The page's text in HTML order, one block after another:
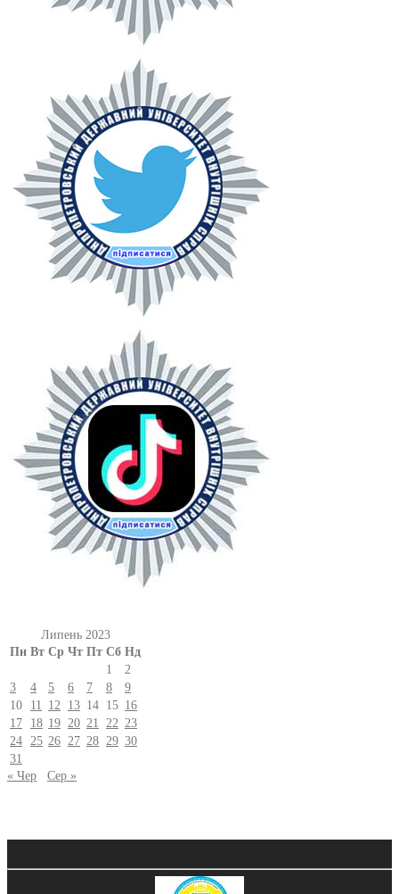
Липень 2023
Пн Вт Ср Чт Пт Сб Нд
1
2
3
4 5 6 7 8
9
10
11 12 13 14 15 16
17
18 19 20 21 22 23
24
25 26 27 28 29 30
31
« Чер
Сер »